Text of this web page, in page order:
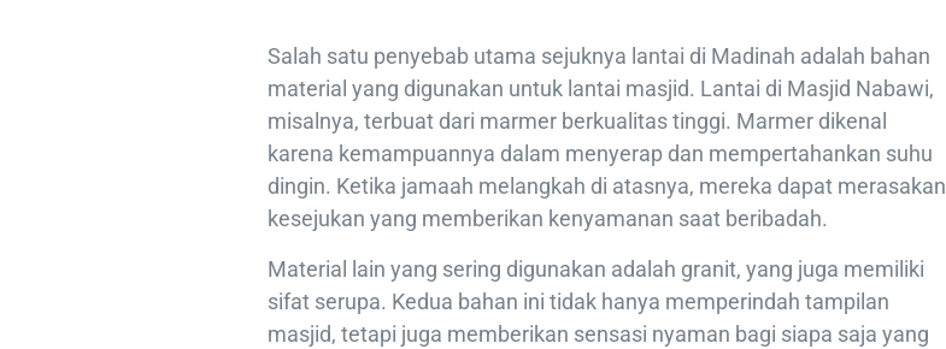
Salah satu penyebab utama sejuknya lantai di Madinah adalah bahan
material yang digunakan untuk lantai masjid. Lantai di Masjid Nabawi,
misalnya, terbuat dari marmer berkualitas tinggi. Marmer dikenal
karena kemampuannya dalam menyerap dan mempertahankan suhu
dingin. Ketika jamaah melangkah di atasnya, mereka dapat merasakan
kesejukan yang memberikan kenyamanan saat beribadah.
Material lain yang sering digunakan adalah granit, yang juga memiliki
sifat serupa. Kedua bahan ini tidak hanya memperindah tampilan
masjid, tetapi juga memberikan sensasi nyaman bagi siapa saja yang